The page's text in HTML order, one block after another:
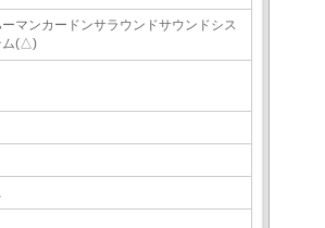
マンカードンサラウンドサウンドシス
ム(△)